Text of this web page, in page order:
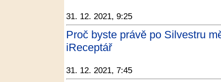
31. 12. 2021, 9:25
Proč byste právě po Silvestru
iReceptář
31. 12. 2021, 7:45